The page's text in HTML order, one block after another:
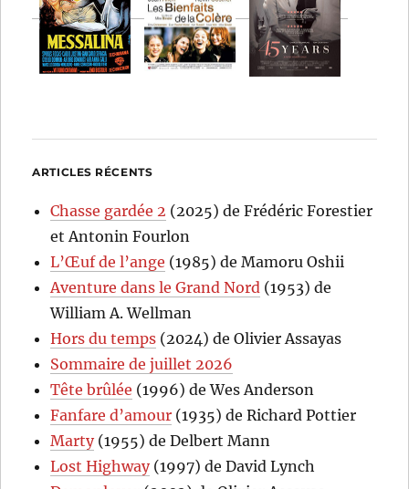
ARTICLES RÉCENTS
Chasse gardée 2 (2025) de Frédéric Forestier
et Antonin Fourlon
L’Œuf de l’ange (1985) de Mamoru Oshii
Aventure dans le Grand Nord (1953) de
William A. Wellman
Hors du temps (2024) de Olivier Assayas
Sommaire de juillet 2026
Tête brûlée (1996) de Wes Anderson
Fanfare d’amour (1935) de Richard Pottier
Marty(1955) de Delbert Mann
Lost Highway(1997) de David Lynch